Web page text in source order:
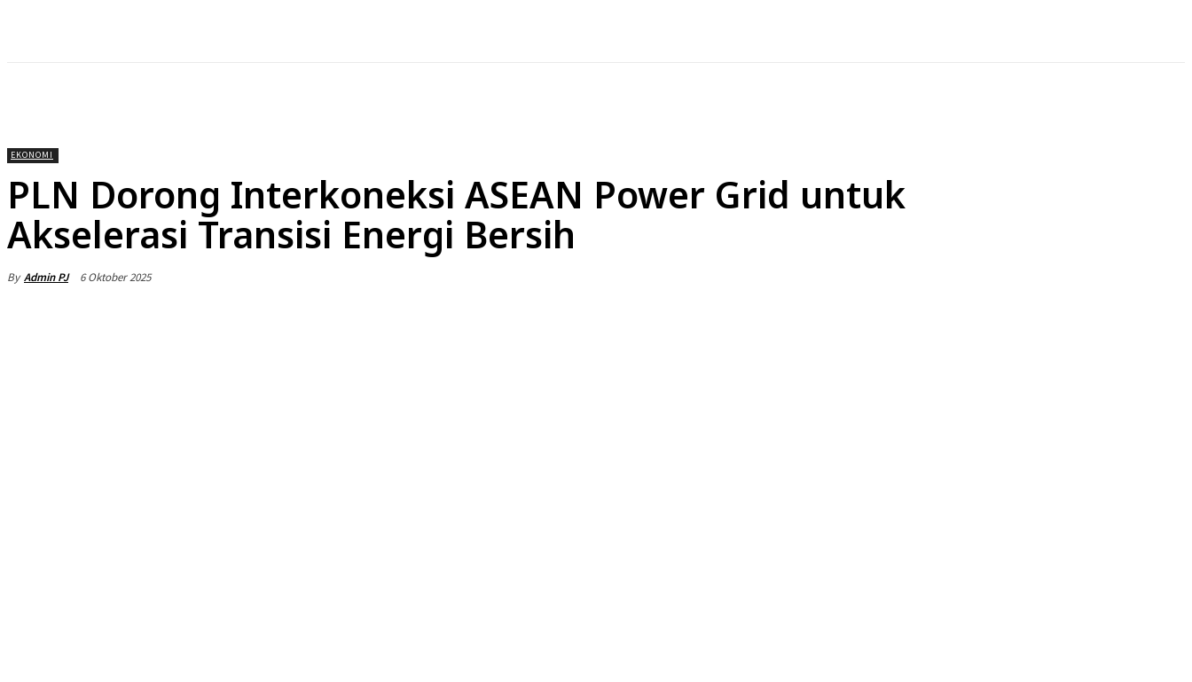
EKONOMI
PLN Dorong Interkoneksi ASEAN Power Grid untuk
Akselerasi Transisi Energi Bersih
By Admin PJ 6 Oktober 2025